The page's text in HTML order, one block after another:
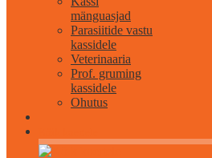
mänguasjad
Parasiitide vastu
kassidele
Veterinaaria
Prof. gruming
kassidele
Ohutus